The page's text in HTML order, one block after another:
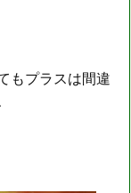
もプラスは間違